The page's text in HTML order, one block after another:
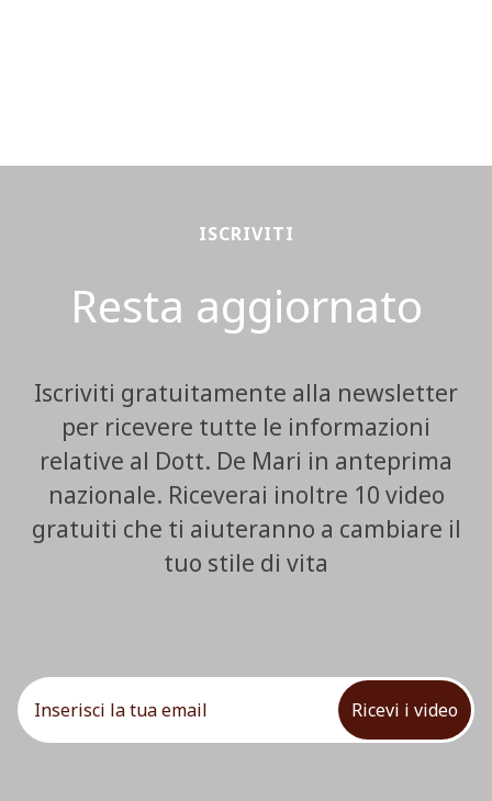
ISCRIVITI
Resta aggiornato
Iscriviti gratuitamente alla newsletter
per ricevere tutte le informazioni
relative al Dott. De Mari in anteprima
nazionale. Riceverai inoltre 10 video
gratuiti che ti aiuteranno a cambiare il
tuo stile di vita
Ricevi i video